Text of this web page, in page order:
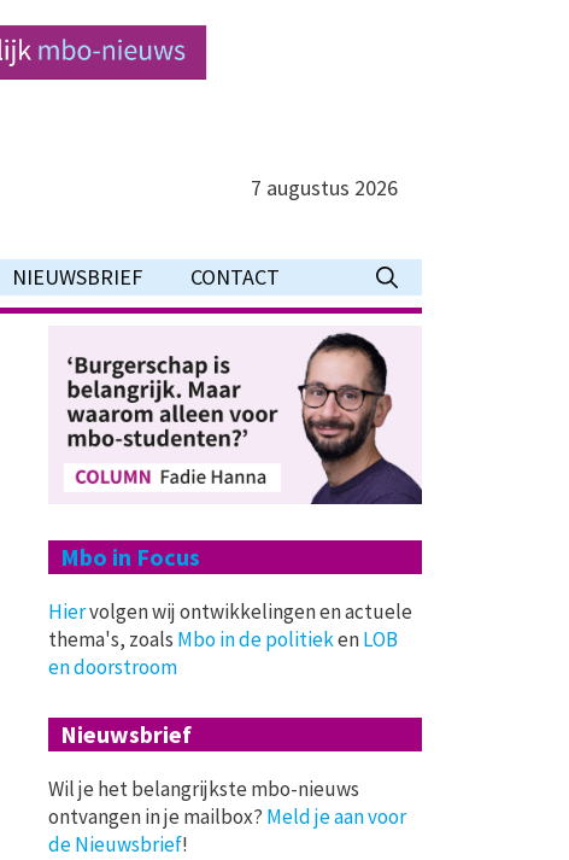
7 augustus 2026
NIEUWSBRIEF CONTACT
Mbo in Focus
Hiervolgen wij ontwikkelingen en actuele
thema's, zoals Mbo in de politiekenLOB
en doorstroom
Nieuwsbrief
Wil je het belangrijkste mbo-nieuws
ontvangen in je mailbox? Meld je aan voor
de Nieuwsbrief!